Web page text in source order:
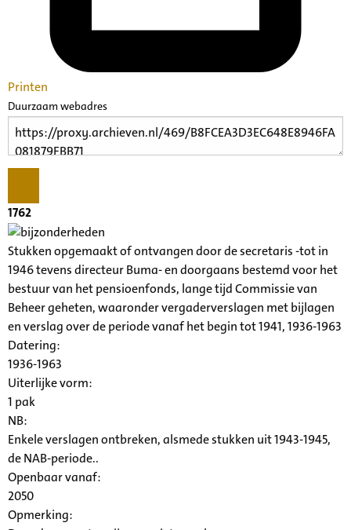
Printen
Duurzaam webadres
1762
Stukken opgemaakt of ontvangen door de secretaris -tot in
1946 tevens directeur Buma- en doorgaans bestemd voor het
bestuur van het pensioenfonds, lange tijd Commissie van
Beheer geheten, waaronder vergaderverslagen met bijlagen
en verslag over de periode vanaf het begin tot 1941, 1936-1963
Datering:
1936-1963
Uiterlijke vorm:
1 pak
NB:
Enkele verslagen ontbreken, alsmede stukken uit 1943-1945,
de NAB-periode..
Openbaar vanaf:
2050
Opmerking: